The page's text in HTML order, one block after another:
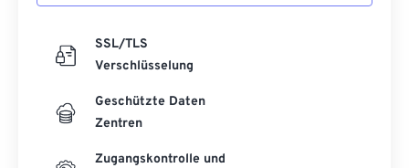
SSL/TLS
Verschlüsselung
Geschützte Daten
Zentren
Zugangskontrolle und